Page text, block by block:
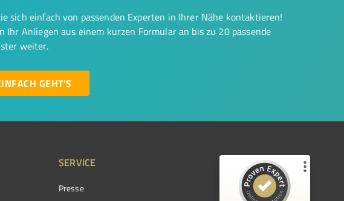
sich einfach von passenden Experten in Ihrer Nähe kontaktieren!
Ihr Anliegen aus einem kurzen Formular an bis zu 20 passende
weiter.
GEHT'S
SERVICE
Presse Kundenbewertungen und Erfahrungen zu